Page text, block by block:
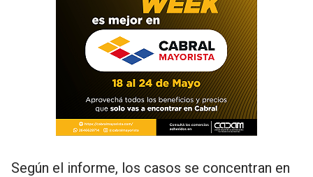
Según el informe, los casos se concentran en